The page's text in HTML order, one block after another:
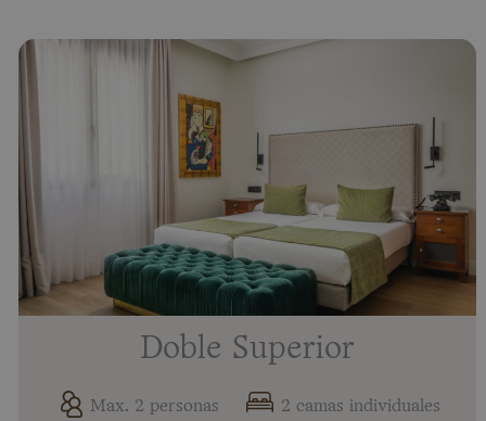
Doble Superior
Max. 2 personas 2 camas individuales